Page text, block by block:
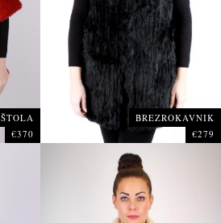
ŠTOLA
€370
BREZROKAVNIK
€279